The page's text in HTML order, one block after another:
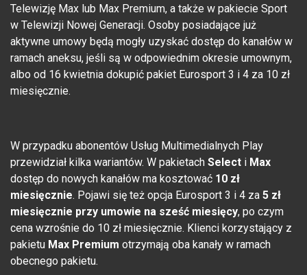
Telewizję Max lub Max Premium, a także w pakiecie Sport
w Telewizji Nowej Generacji. Osoby posiadające już
aktywne umowy będą mogły uzyskać dostęp do kanałów w
ramach aneksu, jeśli są w odpowiednim okresie umownym,
albo od 16 kwietnia dokupić pakiet Eurosport 3 i 4 za 10 zł
miesięcznie.
W przypadku abonentów Usług Multimedialnych Play
przewidział kilka wariantów. W pakietach Select i Max
dostęp do nowych kanałów ma kosztować 10 zł
miesięcznie. Pojawi się też opcja Eurosport 3 i 4 za 5 zł
miesięcznie przy umowie na sześć miesięcy, po czym
cena wzrośnie do 10 zł miesięcznie. Klienci korzystający z
pakietu Max Premium otrzymają oba kanały w ramach
obecnego pakietu.